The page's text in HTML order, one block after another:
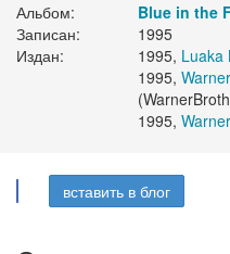
Альбом:
Blue in the
Записан:
1995
Издан:
1995, Luaka
1995,
1995,
вставить в блог